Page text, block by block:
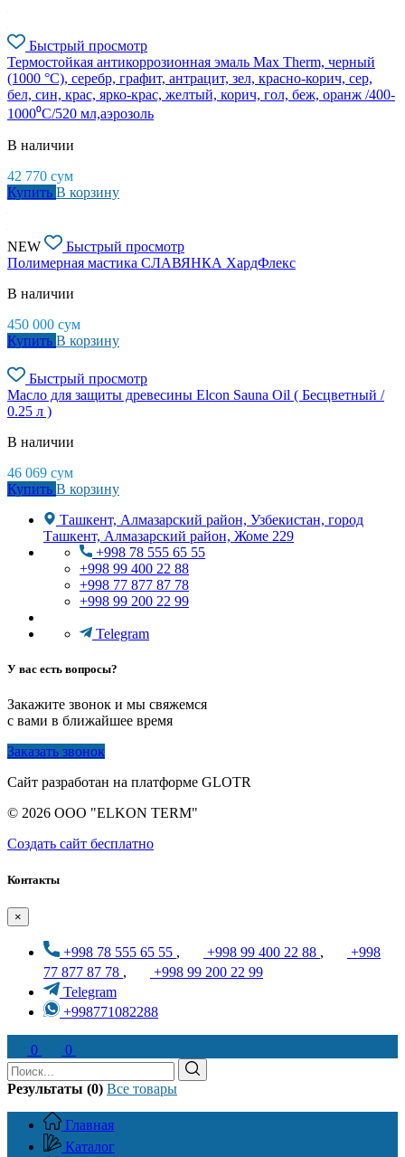
Быстрый просмотр
Термостойкая антикоррозионная эмаль Max Therm, черный
(1000 °С), серебр, графит, антрацит, зел, красно-корич, сер,
бел, син, крас, ярко-крас, желтый, корич, гол, беж, оранж /400-
1000⁰С/520 мл,аэрозоль
В наличии
42 770 сум
Купить В корзину
NEW
Быстрый просмотр
Полимерная мастика СЛАВЯНКА ХардФлекс
В наличии
450 000 сум
Купить В корзину
Быстрый просмотр
Масло для защиты древесины Elcon Sauna Oil ( Бесцветный /
0.25 л )
В наличии
46 069 сум
Купить В корзину
Ташкент, Алмазарский район, Узбекистан, город
Ташкент, Алмазарский район, Жоме 229
+998 78 555 65 55
+998 99 400 22 88
+998 77 877 87 78
+998 99 200 22 99
Telegram
У вас есть вопросы?
Закажите звонок и мы свяжемся
с вами в ближайшее время
Заказать звонок
Сайт разработан на платформе GLOTR
© 2026 OOO "ELKON TERM"
Создать cайт бесплатно
Контакты
×
+998 78 555 65 55 , +998 99 400 22 88 ,
+998
77 877 87 78 ,
+998 99 200 22 99
Telegram
+998771082288
0 0
Результаты (0) Все товары
Главная
Каталог